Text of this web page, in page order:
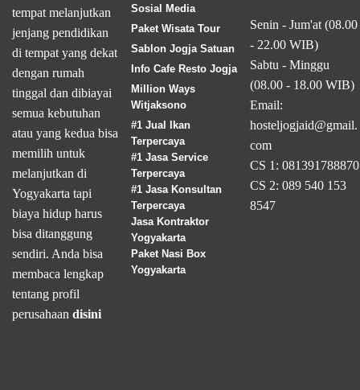
tempat melanjutkan
jenjang pendidikan
di tempat yang dekat
dengan rumah
tinggal dan dibiayai
semua kebutuhan
atau yang kedua bisa
memilih untuk
melanjutkan di
Yogyakarta tapi
biaya hidup harus
bisa ditanggung
sendiri. Anda bisa
membaca lengkap
tentang profil
perusahaan disini
Sosial Media
Paket Wisata Tour
Sablon Jogja Satuan
Info Cafe Resto Jogja
Million Ways
Witjaksono
#1 Jual Ikan
Terpercaya
#1 Jasa Service
Terpercaya
#1 Jasa Konsultan
Terpercaya
Jasa Kontraktor
Yogyakarta
Paket Nasi Box
Yogyakarta
Senin - Jum'at (08.00
- 22.00 WIB)
Sabtu - Minggu
(08.00 - 18.00 WIB)
Email:
hosteljogjaid@gmail.
com
CS 1: 081391788870
CS 2: 089 540 153
8547